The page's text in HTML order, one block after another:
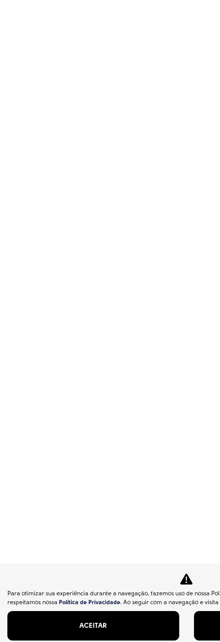
Para otimizar sua experiência durante a navegação, fazemos uso de nossa
respeitamos nossa Política de Privacidade. Ao seguir com a navegação e
ACEITAR